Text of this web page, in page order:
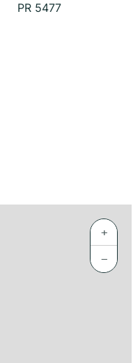
PR 5477
+
−